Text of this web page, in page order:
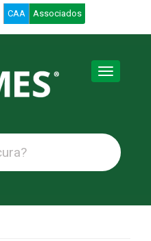
CAA Associados
Toggle